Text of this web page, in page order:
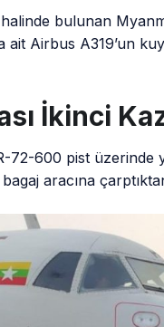
bulunan
Airbus A319’un
İkinci
72-600 pist
aracına